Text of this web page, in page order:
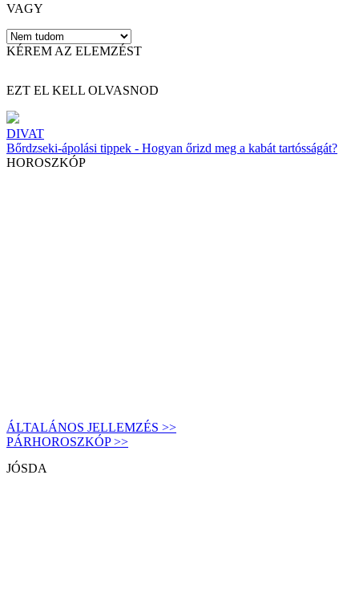
VAGY
KÉREM AZ ELEMZÉST
EZT EL KELL OLVASNOD
DIVAT
Bőrdzseki-ápolási tippek - Hogyan őrizd meg a kabát tartósságát?
HOROSZKÓP
ÁLTALÁNOS JELLEMZÉS >>
PÁRHOROSZKÓP >>
JÓSDA